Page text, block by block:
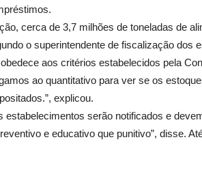
cerca de 3,7 milhões de toneladas de
o superintendente de fiscalização dos
aos critérios estabelecidos pela
ao quantitativo para ver se os
explicou.
serão notificados e
e educativo que punitivo”, disse.